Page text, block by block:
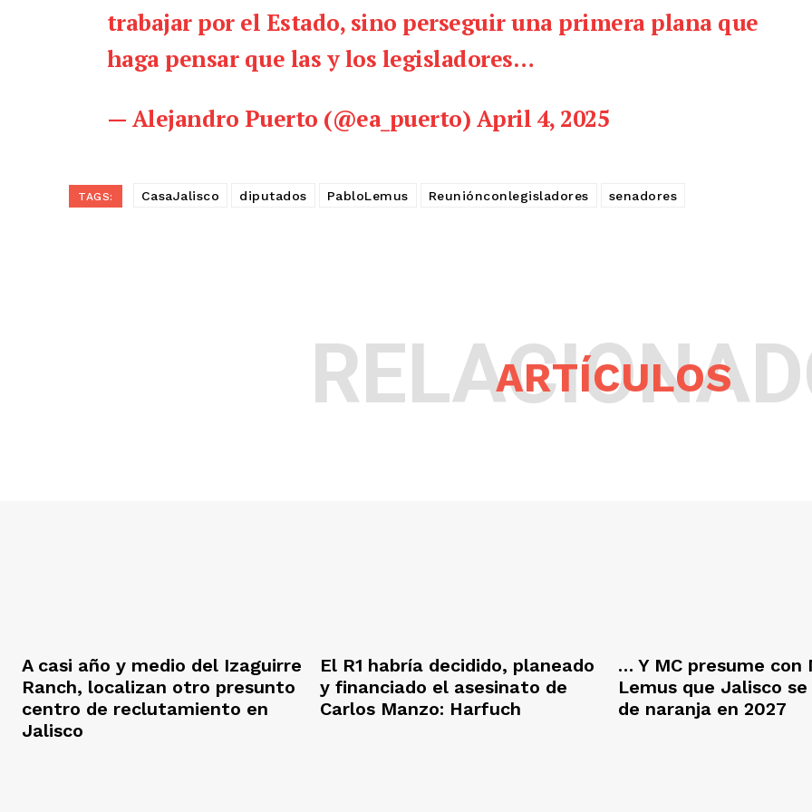
trabajar por el Estado, sino perseguir una primera plana que
haga pensar que las y los legisladores…
— Alejandro Puerto (@ea_puerto) April 4, 2025
TAGS: CasaJalisco diputados PabloLemus Reuniónconlegisladores senadores
ARTÍCULOS
A casi año y medio del Izaguirre
Ranch, localizan otro presunto
centro de reclutamiento en
Jalisco
El R1 habría decidido, planeado
y financiado el asesinato de
Carlos Manzo: Harfuch
… Y MC presume con
Lemus que Jalisco
de naranja en 2027